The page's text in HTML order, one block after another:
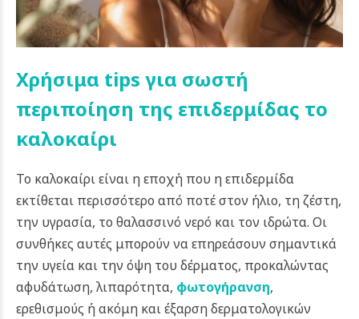
Χρήσιμα tips για σωστή
περιποίηση της επιδερμίδας το
καλοκαίρι
Το καλοκαίρι είναι η εποχή που η επιδερμίδα
εκτίθεται περισσότερο από ποτέ στον ήλιο, τη ζέστη,
την υγρασία, το θαλασσινό νερό και τον ιδρώτα. Οι
συνθήκες αυτές μπορούν να επηρεάσουν σημαντικά
την υγεία και την όψη του δέρματος, προκαλώντας
αφυδάτωση, λιπαρότητα, φωτογήρανση,
ερεθισμούς ή ακόμη και έξαρση δερματολογικών